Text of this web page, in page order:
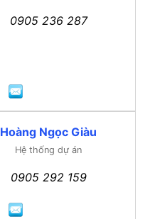
0905 236 287
Hoàng Ngọc Giàu
Hệ thống dự án
0905 292 159